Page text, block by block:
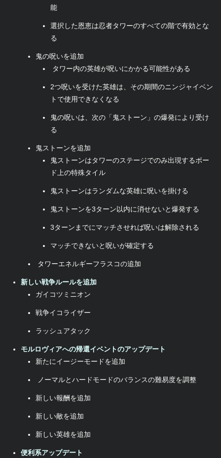
能
選択した恩恵は忍者タワーのすべての階で有効とな
る
鬼の呪いを追加
タワー内の英雄が呪いにかかる可能性がある
2つ呪いを受けた英雄は、その期間のニンジャイベン
トで使用できなくなる
鬼の呪いは、次の「鬼ストーン」の爆発により受け
る
鬼ストーンを追加
鬼ストーンはタワーのステージでのみ出現するボー
ド上の特殊タイル
鬼ストーンはランダムな英雄に呪いを掛ける
鬼ストーンを3ターン以内に消せないと爆発する
3ターンまでにマッチさせれば呪いは解除される
マッチできないと呪いが確定する
タワーエネルギーフラスコの追加
新しい戦争ルールを追加
ガイコツミニオン
戦争イコライザー
ラッシュアタック
モルロヴィアへの帰還イベントのアップデート
新たにイージーモードを追加
ノーマルとハードモードのバランスの難易度を調整
新しい報酬を追加
新しい敵を追加
新しい英雄を追加
便利系アップデート